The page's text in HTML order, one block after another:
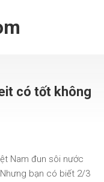
có tốt không
Nam đun sôi nước
bạn có biết 2/3